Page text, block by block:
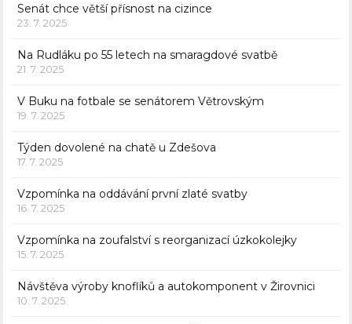
Senát chce větší přísnost na cizince
23. 7. 2025
Na Rudláku po 55 letech na smaragdové svatbě
21. 7. 2025
V Buku na fotbale se senátorem Větrovským
19. 7. 2025
Týden dovolené na chatě u Zdešova
17. 7. 2025
Vzpomínka na oddávání první zlaté svatby
16. 7. 2025
Vzpomínka na zoufalství s reorganizací úzkokolejky
15. 7. 2025
Návštěva výroby knoflíků a autokomponent v Žirovnici
10. 7. 2025